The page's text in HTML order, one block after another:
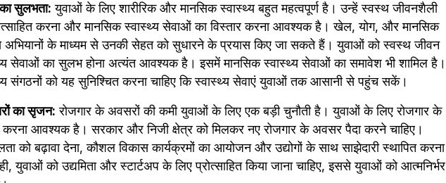
सुलभता: युवाओं के लिए शारीरिक और मानसिक स्वास्थ्य बहुत महत्वपूर्ण है। उन्हें स्वस्थ जीवनशैली
करना और मानसिक स्वास्थ्य सेवाओं का विस्तार करना आवश्यक है। खेल, योग, और मानसिक
अभियानों के माध्यम से उनकी सेहत को सुधारने के प्रयास किए जा सकते हैं। युवाओं को स्वस्थ जीवन
सेवाओं का सुलभ होना अत्यंत आवश्यक है। इसमें मानसिक स्वास्थ्य सेवाओं का समावेश भी शामिल है।
संगठनों को यह सुनिश्चित करना चाहिए कि स्वास्थ्य सेवाएं युवाओं तक आसानी से पहुंच सकें।
का सृजन: रोजगार के अवसरों की कमी युवाओं के लिए एक बड़ी चुनौती है। युवाओं के लिए रोजगार के
करना आवश्यक है। सरकार और निजी क्षेत्र को मिलकर नए रोजगार के अवसर पैदा करने चाहिए।
को बढ़ावा देना, कौशल विकास कार्यक्रमों का आयोजन और उद्योगों के साथ साझेदारी स्थापित करना
युवाओं को उद्यमिता और स्टार्टअप के लिए प्रोत्साहित किया जाना चाहिए, इससे युवाओं को आत्मनिर्भर